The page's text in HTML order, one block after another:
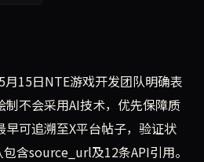
15日NTE游戏开发团队明确表
不会采用AI技术，优先保障质
可追溯至X平台帖子，验证状
含source_url及12条API引用。